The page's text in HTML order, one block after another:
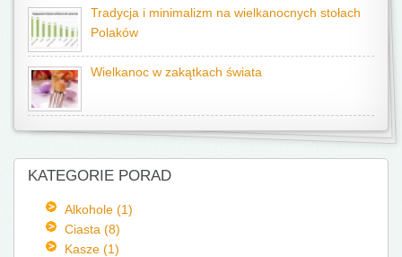
Tradycja i minimalizm na wielkanocnych stołach
Polaków
Wielkanoc w zakątkach świata
KATEGORIE PORAD
Alkohole (1)
Ciasta (8)
Kasze (1)